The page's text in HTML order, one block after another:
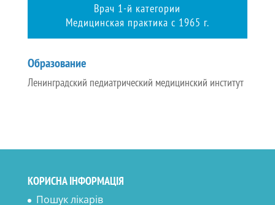
Врач 1-й категории
Медицинская практика с 1965 г.
Образование
Ленинградский педиатрический медицинский институт
КОРИСНА ІНФОРМАЦІЯ
Пошук лікарів